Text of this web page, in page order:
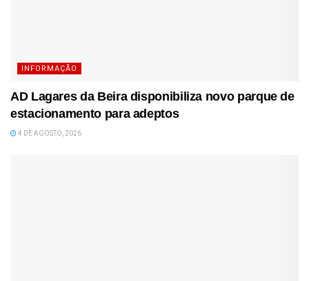
INFORMAÇÃO
AD Lagares da Beira disponibiliza novo parque de
estacionamento para adeptos
4 DE AGOSTO, 2026